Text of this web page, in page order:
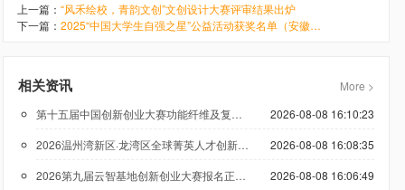
上一篇： “风禾绘校，青韵文创”文创设计大赛评审结果出炉
下一篇：
2025“中国大学生自强之星”公益活动获奖名单（安徽省）
相关资讯
More >
第十五届中国创新创业大赛功能纤维及复合材料专业赛报名火热进行中
2026-08-08 16:10:23
2026温州湾新区·龙湾区全球菁英人才创新创业大赛报名启动
2026-08-08 16:08:35
2026第九届云智基地创新创业大赛报名正式启动！欢迎优质项目报名
2026-08-08 16:06:49